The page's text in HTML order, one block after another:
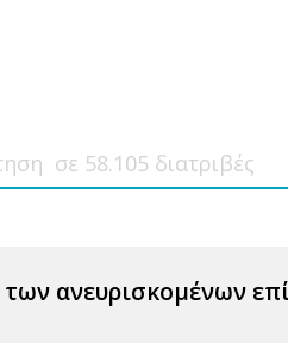
ανευρισκομένων